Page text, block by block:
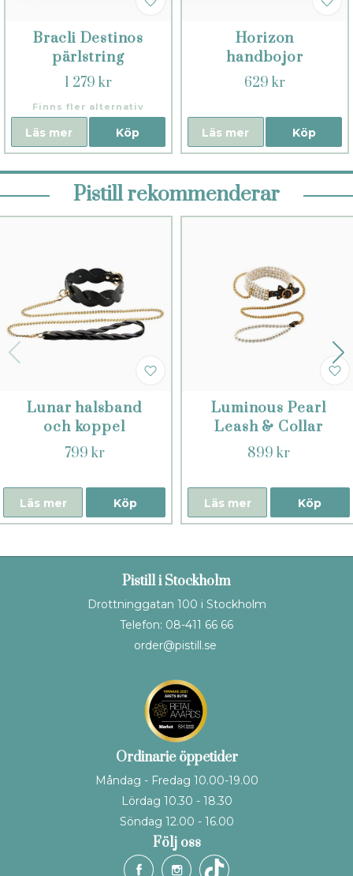
Bracli Destinos
pärlstring
1 279 kr
Finns fler alternativ
Köp
Läs mer
Horizon
handbojor
629 kr
Köp
Läs mer
Pistill rekommenderar
Lunar halsband
och koppel
799 kr
Köp
Läs mer
Luminous Pearl
Leash & Collar
899 kr
Köp
Läs mer
Pistill i Stockholm
Drottninggatan 100 i Stockholm
Telefon: 08-411 66 66
order@pistill.se
Ordinarie öppetider
Måndag - Fredag 10.00-19.00
Lördag 10.30 - 18.30
Söndag 12.00 - 16.00
Följ oss